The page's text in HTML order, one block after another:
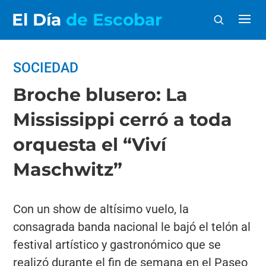
El Día de Escobar
SOCIEDAD
Broche blusero: La
Mississippi cerró a toda
orquesta el “Viví
Maschwitz”
Con un show de altísimo vuelo, la
consagrada banda nacional le bajó el telón al
festival artístico y gastronómico que se
realizó durante el fin de semana en el Paseo